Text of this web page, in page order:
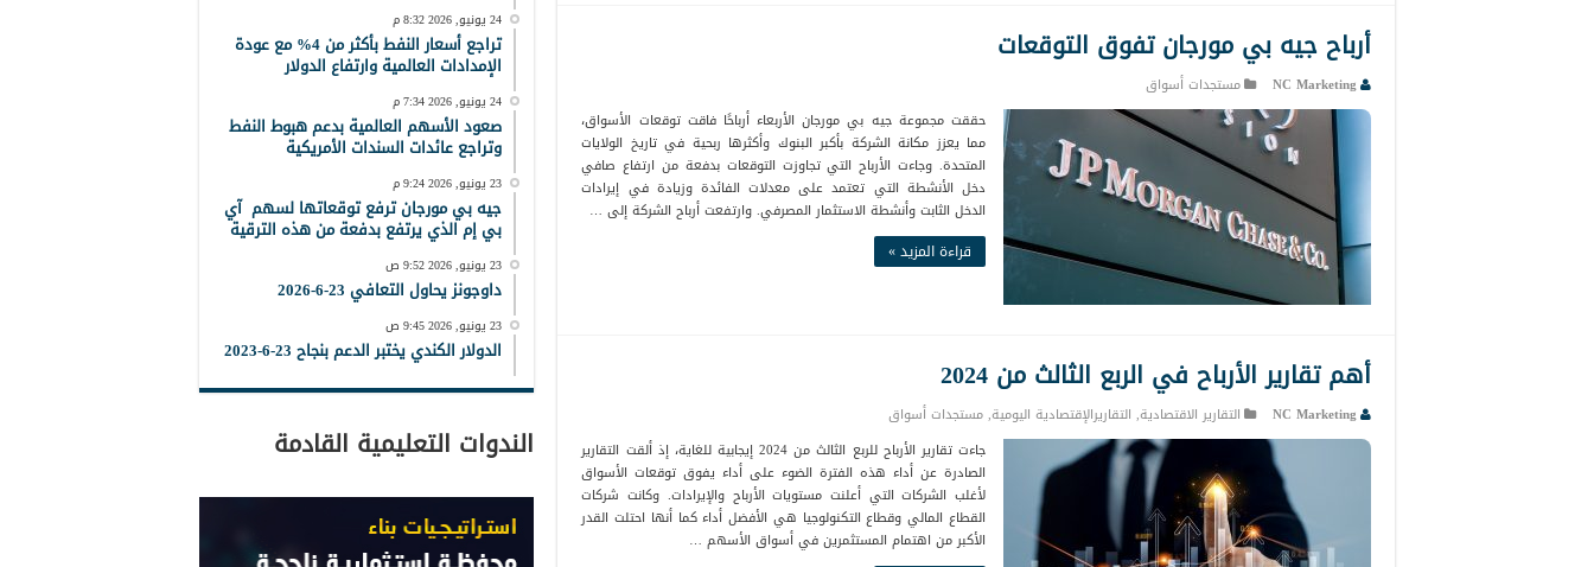
أرباح جيه بي مورجان تفوق التوقعات
NC Marketing
مستجدات أسواق
حققت مجموعة جيه بي مورجان الأربعاء أرباحًا فاقت توقعات الأسواق،
مما يعزز مكانة الشركة بأكبر البنوك وأكثرها ربحية في تاريخ الولايات
المتحدة. وجاءت الأرباح التي تجاوزت التوقعات بدفعة من ارتفاع صافي
دخل الأنشطة التي تعتمد على معدلات الفائدة وزيادة في إيرادات
الدخل الثابت وأنشطة الاستثمار المصرفي. وارتفعت أرباح الشركة إلى …
قراءة المزيد »
أهم تقارير الأرباح في الربع الثالث من 2024
NC Marketing التقارير الاقتصادية, التقاريرالإقتصادية اليومية,مستجدات أسواق
جاءت تقارير الأرباح للربع الثالث من 2024 إيجابية للغاية، إذ ألقت التقارير
الصادرة عن أداء هذه الفترة الضوء على أداء يفوق توقعات الأسواق
لأغلب الشركات التي أعلنت مستويات الأرباح والإيرادات. وكانت شركات
القطاع المالي وقطاع التكنولوجيا هي الأفضل أداء كما أنها احتلت القدر
الأكبر من اهتمام المستثمرين في أسواق الأسهم …
24 يونيو, 2026 8:32 م
تراجع أسعار النفط بأكثر من 4% مع عودة
الإمدادات العالمية وارتفاع الدولار
24 يونيو, 2026 7:34 م
صعود الأسهم العالمية بدعم هبوط النفط
وتراجع عائدات السندات الأمريكية
23 يونيو, 2026 9:24 م
جيه بي مورجان ترفع توقعاتها لسهم آي
بي إم الذي يرتفع بدفعة من هذه الترقية
23 يونيو, 2026 9:52 ص
داوجونز يحاول التعافي 23-6-2026
23 يونيو, 2026 9:45 ص
الدولار الكندي يختبر الدعم بنجاح 23-6-2023
الندوات التعليمية القادمة